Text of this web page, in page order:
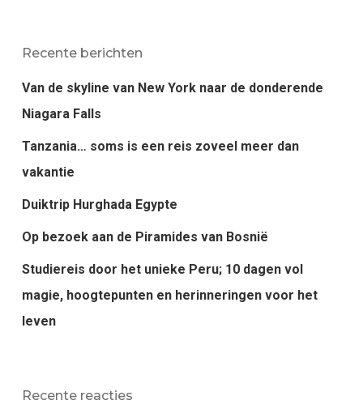
Recente berichten
Van de skyline van New York naar de donderende
Niagara Falls
Tanzania… soms is een reis zoveel meer dan
vakantie
Duiktrip Hurghada Egypte
Op bezoek aan de Piramides van Bosnië
Studiereis door het unieke Peru; 10 dagen vol
magie, hoogtepunten en herinneringen voor het
leven
Recente reacties